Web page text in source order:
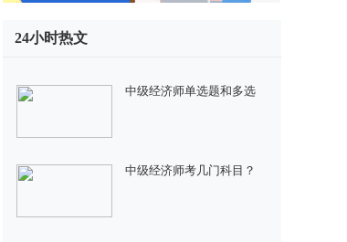
24小时热文
中级经济师单选题和多选
中级经济师考几门科目？